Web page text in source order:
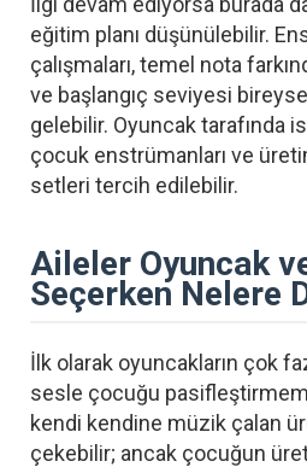
eğitim planı düşünülebilir.
çalışmaları, temel nota
ve başlangıç seviyesi
gelebilir. Oyuncak tarafında
çocuk enstrümanları ve
setleri tercih edilebilir.
Aileler Oyuncak
Seçerken Nelere
İlk olarak oyuncakların çok
sesle çocuğu
kendi kendine müzik çalan
çekebilir; ancak çocuğun